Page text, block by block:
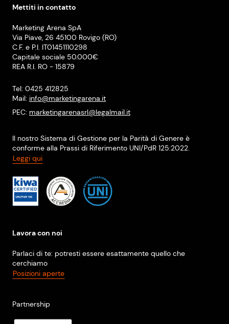
Mettiti in contatto
Marketing Arena SpA
Via Piave, 26 45100 Rovigo (RO)
C.F. e P.I. IT01451110298
Capitale sociale 50.000€
REA R.I. RO - 15879
Tel: 0425 412825
Mail: info@marketingarena.it
PEC: marketingarenasrl@legalmail.it
Il nostro Sistema di Gestione per la Parità di Genere è
conforme alla Prassi di Riferimento UNI/PdR 125:2022.
Leggi qui
Lavora con noi
Parlaci di te: potresti essere esattamente quello che
cerchiamo
Posizioni aperte
Partnership